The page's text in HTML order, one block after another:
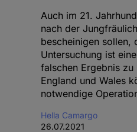
Auch im 21.
nach der
bescheinigen sollen,
Untersuchung ist
falschen Ergebnis
England und Wales
notwendige
Hella Camargo
26.07.2021